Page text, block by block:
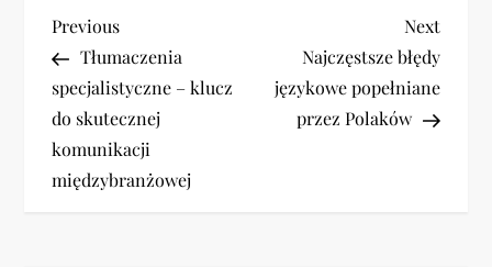
N
a
w
i
Previous
Post
Previous
Tłumaczenia
specjalistyczne – klucz
do skutecznej
komunikacji
międzybranżowej
Next
Post
Next
Najczęstsze błędy
językowe popełniane
przez Polaków